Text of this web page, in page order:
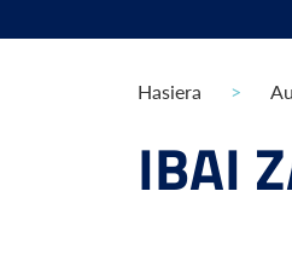
Hasiera
IBAI